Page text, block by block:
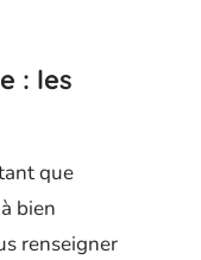
: les
que
bien
renseigner